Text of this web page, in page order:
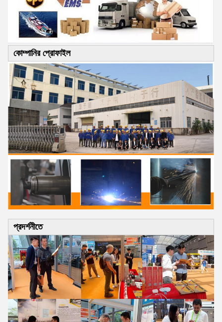
কোম্পানির প্রোফাইল
প্রদর্শনীতে